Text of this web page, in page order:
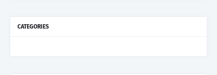
CATEGORIES